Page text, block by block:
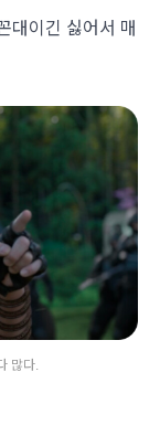
대이긴 싫어서 매
많다.